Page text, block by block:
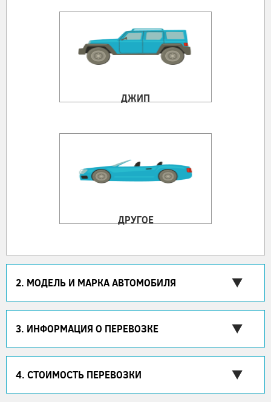
ДЖИП
ДРУГОЕ
2. МОДЕЛЬ И МАРКА АВТОМОБИЛЯ
3. ИНФОРМАЦИЯ О ПЕРЕВОЗКЕ
4. СТОИМОСТЬ ПЕРЕВОЗКИ